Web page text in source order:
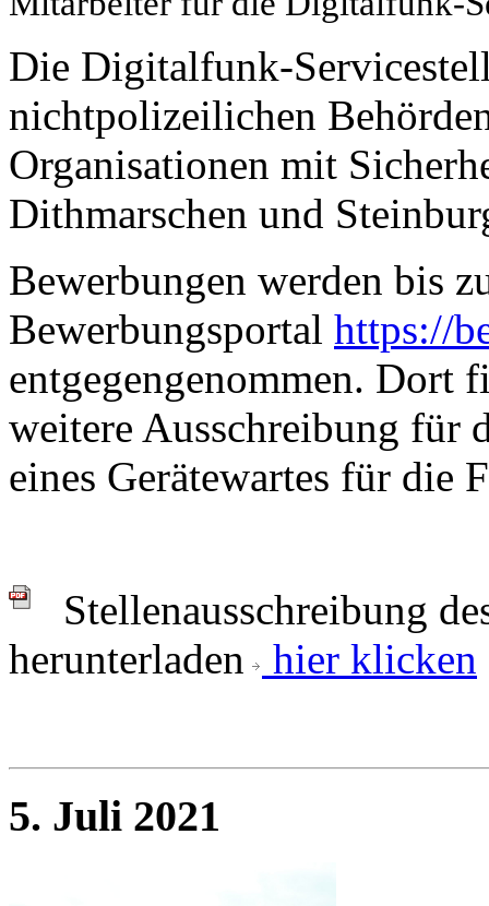
Die Digitalfunk-
nichtpolizeilichen
Organisationen mit
Dithmarschen und
Bewerbungen werden bis
Bewerbungsportal https://
entgegengenommen. Dort
weitere Ausschreibung für
eines Gerätewartes für die
Stellenausschreibung
herunterladen
hier klicken
5. Juli 2021